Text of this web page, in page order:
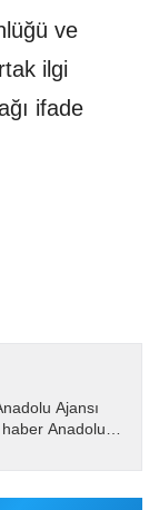
ve
ilgi
ifade
Ajansı
Anadolu